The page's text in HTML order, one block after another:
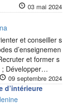
03 mai 2024
et conseiller s
d’enseignemen
et former s
; Développer…
09 septembre 2024
d’intérieure